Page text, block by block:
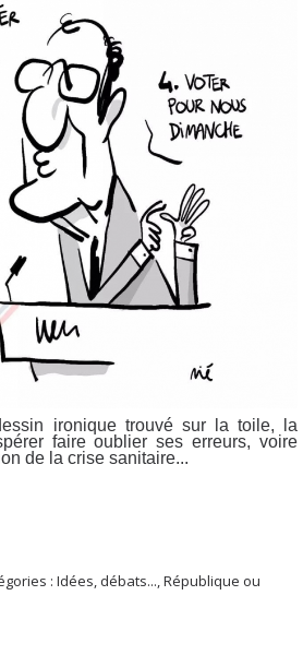
ironique trouvé sur la toile, la
faire oublier ses erreurs, voire
de la crise sanitaire...
:Idées, débats...,République ou